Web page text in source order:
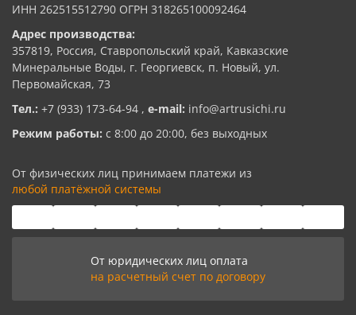
ИНН 262515512790 ОГРН 318265100092464
Адрес производства:
357819, Россия, Ставропольский край, Кавказские
Минеральные Воды, г. Георгиевск, п. Новый, ул.
Первомайская, 73
Тел.: +7 (933) 173-64-94 , e-mail: info@artrusichi.ru
Режим работы: с 8:00 до 20:00, без выходных
От физических лиц принимаем платежи из
любой платёжной системы
От юридических лиц оплата
на расчетный счет по договору